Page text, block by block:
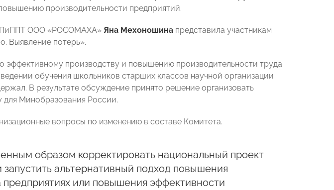
производительности предприятий.
ООО «РОСОМАХА» Яна Мехоношина представила участникам
Выявление потерь».
производству и повышению производительности труда
обучения школьников старших классов научной организации
В результате обсуждение принято решение организовать
для Минобразования России.
вопросы по изменению в составе Комитета.
образом корректировать национальный проект
запустить альтернативный подход повышения
предприятиях или повышения эффективности